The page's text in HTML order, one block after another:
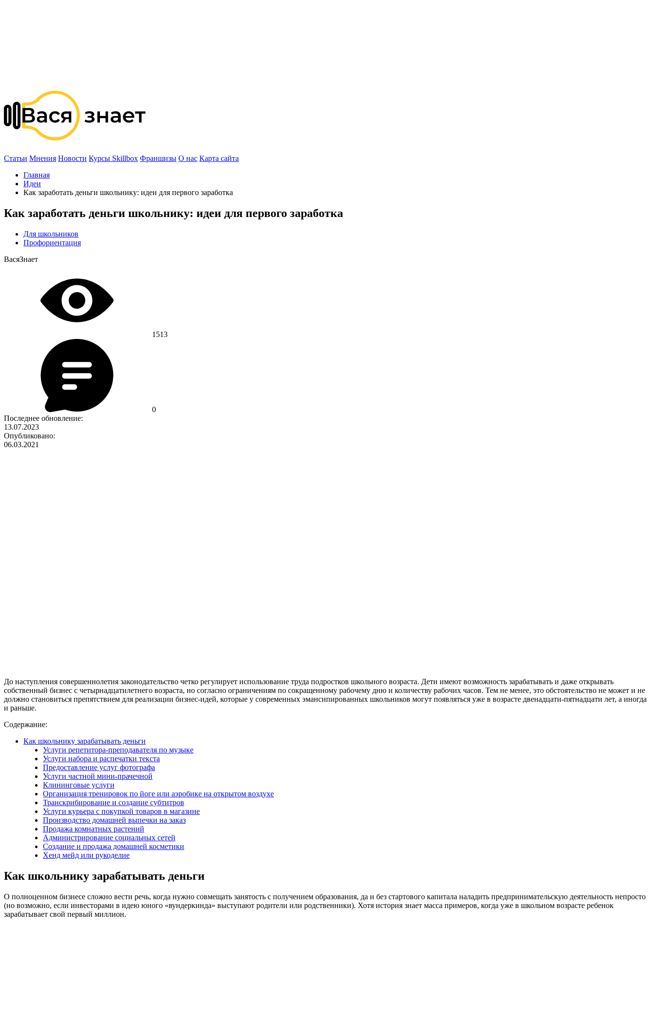
Статьи Мнения Новости Курсы Skillbox Франшизы О нас Карта сайта
Главная
Идеи
Как заработать деньги школьнику: идеи для первого заработка
Как заработать деньги школьнику: идеи для первого заработка
Для школьников
Профориентация
ВасяЗнает
1513
0
Последнее обновление:
13.07.2023
Опубликовано:
06.03.2021
До наступления совершеннолетия законодательство четко регулирует использование труда подростков школьного возраста. Дети имеют возможность зарабатывать и даже открывать
собственный бизнес с четырнадцатилетнего возраста, но согласно ограничениям по сокращенному рабочему дню и количеству рабочих часов. Тем не менее, это обстоятельство не может и не
должно становиться препятствием для реализации бизнес-идей, которые у современных эмансипированных школьников могут появляться уже в возрасте двенадцати-пятнадцати лет, а иногда
и раньше.
Содержание:
Как школьнику зарабатывать деньги
Услуги репетитора-преподавателя по музыке
Услуги набора и распечатки текста
Предоставление услуг фотографа
Услуги частной мини-прачечной
Клининговые услуги
Организация тренировок по йоге или аэробике на открытом воздухе
Транскрибирование и создание субтитров
Услуги курьера с покупкой товаров в магазине
Производство домашней выпечки на заказ
Продажа комнатных растений
Администрирование социальных сетей
Создание и продажа домашней косметики
Хенд мейд или рукоделие
Как школьнику зарабатывать деньги
О полноценном бизнесе сложно вести речь, когда нужно совмещать занятость с получением образования, да и без стартового капитала наладить предпринимательскую деятельность непросто
(но возможно, если инвесторами в идею юного «вундеркинда» выступают родители или родственники). Хотя история знает масса примеров, когда уже в школьном возрасте ребенок
зарабатывает свой первый миллион.